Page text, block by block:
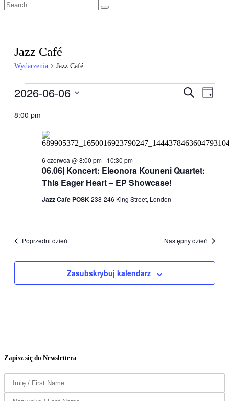
Jazz Café
Wydarzenia Jazz Café
Wydarzenia
6
czerwca,
po
i
Szukaj
Dzień
2026-06-06
datę.
8:00 pm
06.06| Koncert: Eleonora Kouneni Quartet:
This Eager Heart – EP Showcase!
6 czerwca @ 8:00 pm- 10:30 pm
Jazz Cafe POSK238-246 King Street, London
Poprzedni dzień Następny dzień
Zasubskrybuj kalendarz
Zapisz się do Newslettera